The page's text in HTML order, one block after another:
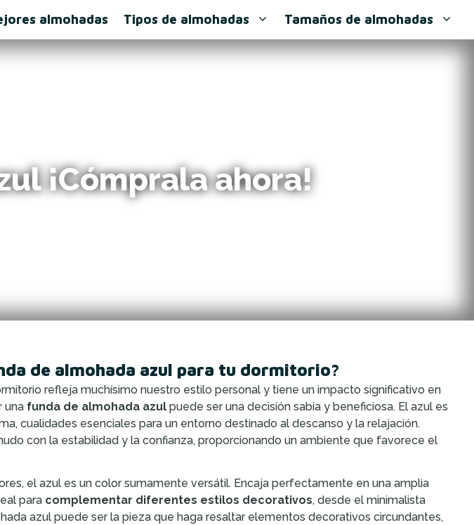
almohadas Tipos de almohadas Tamaños de almohadas
¡Cómprala ahora!
de almohada azul para tu dormitorio?
refleja muchísimo nuestro estilo personal y tiene un impacto significativo en
una funda de almohada azulpuede ser una decisión sabia y beneficiosa. El azul es
cualidades esenciales para un entorno destinado al descanso y la relajación.
con la estabilidad y la confianza, proporcionando un ambiente que favorece el
el azul es un color sumamente versátil. Encaja perfectamente en una amplia
para complementar diferentes estilos decorativos, desde el minimalista
azul puede ser la pieza que haga resaltar elementos decorativos circundantes,